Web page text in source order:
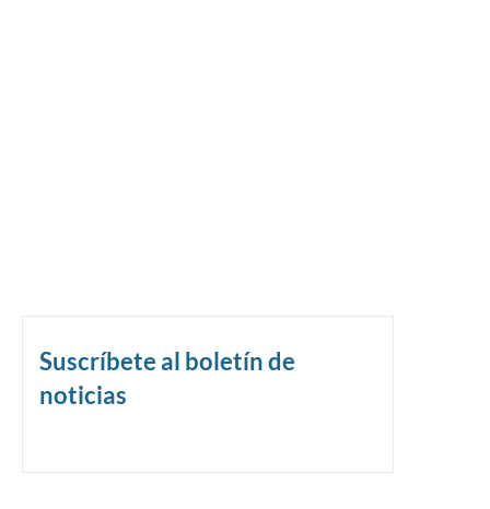
Suscríbete al boletín de
noticias